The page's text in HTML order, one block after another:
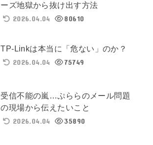
ーズ地獄から抜け出す方法
2026.04.04
80610
TP-Linkは本当に「危ない」のか？
2026.04.04
75749
受信不能の嵐…ぷららのメール問題
の現場から伝えたいこと
2026.04.04
35890